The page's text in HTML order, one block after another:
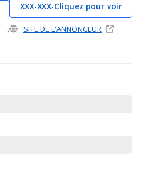
XXX-XXX-Cliquez pour voir
SITE DE L'ANNONCEUR